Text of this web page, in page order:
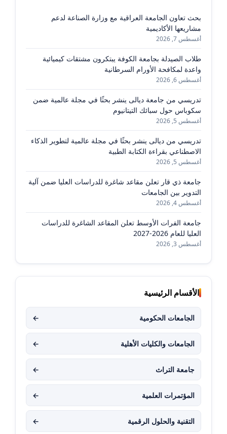
بحث تعاون الجامعة العراقية مع وزارة الصناعة لدعم
مشاريعها الأكاديمية
أغسطس 7, 2026
طلاب الصيدلة بجامعة الكوفة يبتكرون مشتقات كيميائية
واعدة لمكافحة الأورام السرطانية
أغسطس 6, 2026
تدريسي من جامعة ديالى ينشر بحثًا في مجلة عالمية ضمن
سكوباس حول سبائك التيتانيوم
أغسطس 5, 2026
تدريسي من ديالى ينشر بحثًا في مجلة عالمية لتطوير الذكاء
الاصطناعي بقراءة الكتابة الطبية
أغسطس 5, 2026
جامعة ذي قار تعلن مقاعد شاغرة للدراسات العليا ضمن آلية
التدوير بين الجامعات
أغسطس 4, 2026
جامعة الفرات الأوسط تعلن المقاعد الشاغرة للدراسات
العليا للعام 2026-2027
أغسطس 3, 2026
الأقسام الرئيسية
الجامعات الحكومية ←
الجامعات والكليات الأهلية ←
جامعة التراث ←
المؤتمرات العلمية ←
التقنية والحلول الرقمية ←